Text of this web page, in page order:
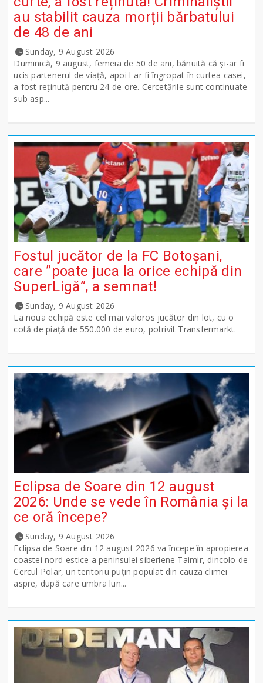
au stabilit cauza morții bărbatului
de 48 de ani
Sunday, 9 August 2026
Duminică, 9 august, femeia de 50 de ani, bănuită că și-ar fi
ucis partenerul de viață, apoi l-ar fi îngropat în curtea casei,
a fost reținută pentru 24 de ore. Cercetările sunt continuate
sub asp...
Fostul jucător de la FC Botoșani,
care ”poate juca la orice echipă din
SuperLigă”, a semnat!
Sunday, 9 August 2026
La noua echipă este cel mai valoros jucător din lot, cu o
cotă de piață de 550.000 de euro, potrivit Transfermarkt.
Eclipsa de Soare din 12 august
2026: Unde se vede în România și la
ce oră începe?
Sunday, 9 August 2026
Eclipsa de Soare din 12 august 2026 va începe în apropierea
coastei nord-estice a peninsulei siberiene Taimir, dincolo de
Cercul Polar, un teritoriu puțin populat din cauza climei
aspre, după care umbra lun...